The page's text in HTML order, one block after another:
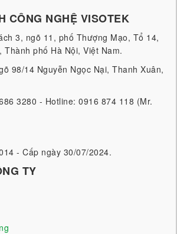
CÔNG NGHỆ VISOTEK
3, ngõ 11, phố Thượng Mạo, Tổ 14,
Thành phố Hà Nội, Việt Nam.
98/14 Nguyễn Ngọc Nại, Thanh Xuân,
3280 - Hotline: 0916 874 118 (Mr.
- Cấp ngày 30/07/2024.
TY